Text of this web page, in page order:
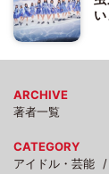
ARCHIVE
著者一覧
CATEGORY
アイドル・芸能